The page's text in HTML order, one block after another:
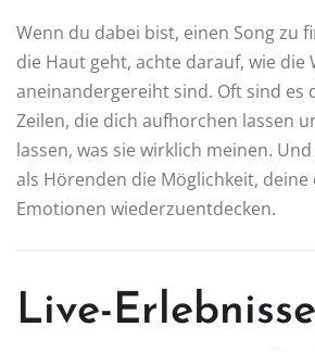
Wenn du dabei bist, einen Song zu
die Haut geht, achte darauf, wie die
aneinandergereiht sind. Oft sind es
Zeilen, die dich aufhorchen lassen
lassen, was sie wirklich meinen.
als Hörenden die Möglichkeit, deine
Emotionen wiederzuentdecken.
Live-